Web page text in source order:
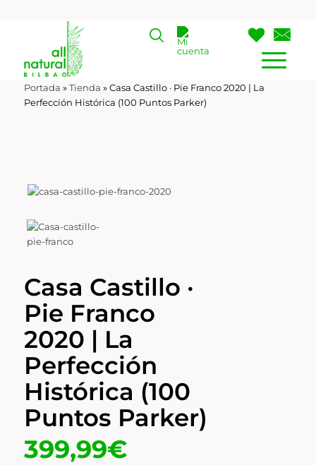
Portada »Tienda »Casa Castillo · Pie Franco 2020 | La
Perfección Histórica (100 Puntos Parker)
Casa Castillo ·
Pie Franco
2020 | La
Perfección
Histórica (100
Puntos Parker)
399,99€